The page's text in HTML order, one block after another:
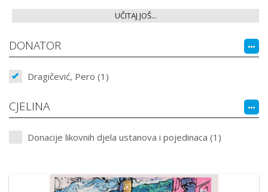
UČITAJ JOŠ...
DONATOR
Dragičević, Pero (1)
CJELINA
Donacije likovnih djela ustanova i pojedinaca (1)